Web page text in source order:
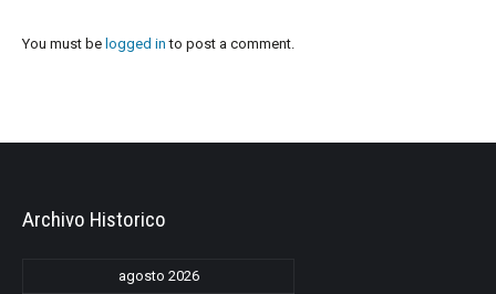
You must be logged in to post a comment.
Archivo Historico
agosto 2026